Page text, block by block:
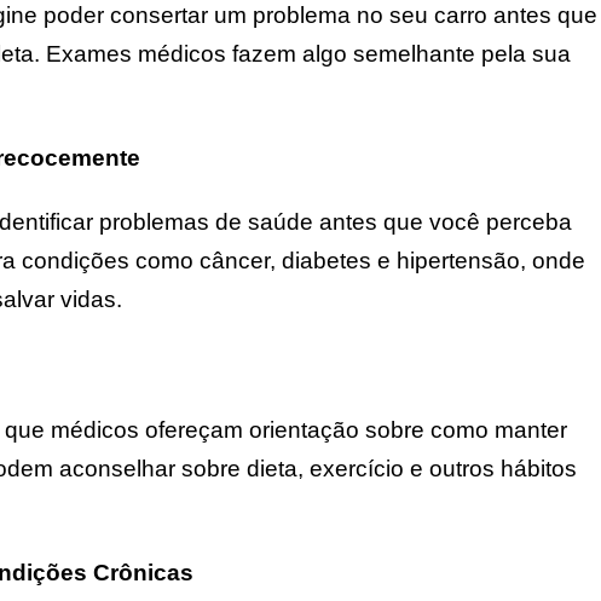
poder consertar um problema no seu carro antes que
Exames médicos fazem algo semelhante pela sua
problemas de saúde antes que você perceba
condições como câncer, diabetes e hipertensão, onde
vidas.
médicos ofereçam orientação sobre como manter
aconselhar sobre dieta, exercício e outros hábitos
Crônicas